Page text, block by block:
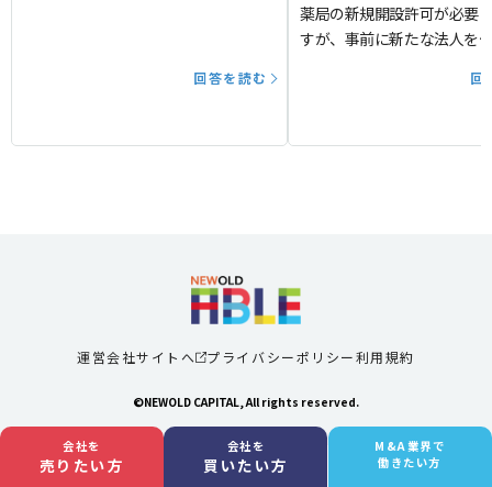
回答を読む
薬局の新規開設許可が必要
すが、事前に新たな法人を
か。それとも新設分割でも
回
©NEWOLD CAPITAL, All rights reserved.
運営会社サイトへ プライバシーポリシー利用規約
会社を
売りたい方
会社を
買いたい方
M&A業界で
働きたい方